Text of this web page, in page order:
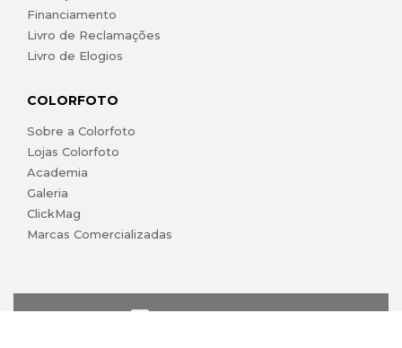
Financiamento
Livro de Reclamações
Livro de Elogios
COLORFOTO
Sobre a Colorfoto
Lojas Colorfoto
Academia
Galeria
ClickMag
Marcas Comercializadas
lojaonline@colorfoto.pt